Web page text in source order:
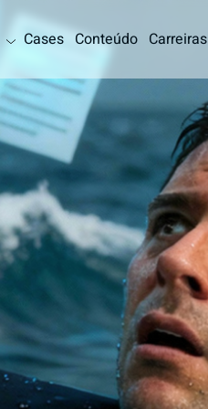
Cases Conteúdo Carreiras